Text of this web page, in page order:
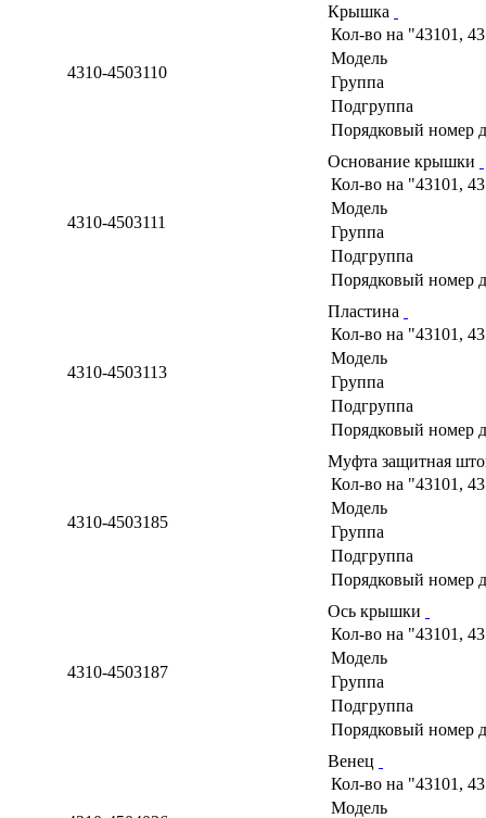
4310-4503110
Крышка
Кол-во на "43101,
Модель
Группа
Подгруппа
Порядковый номер
4310-4503111
Основание крышки
Кол-во на "43101,
Модель
Группа
Подгруппа
Порядковый номер
4310-4503113
Пластина
Кол-во на "43101,
Модель
Группа
Подгруппа
Порядковый номер
4310-4503185
Муфта защитная
Кол-во на "43101,
Модель
Группа
Подгруппа
Порядковый номер
4310-4503187
Ось крышки
Кол-во на "43101,
Модель
Группа
Подгруппа
Порядковый номер
Венец
Кол-во на "43101,
Модель